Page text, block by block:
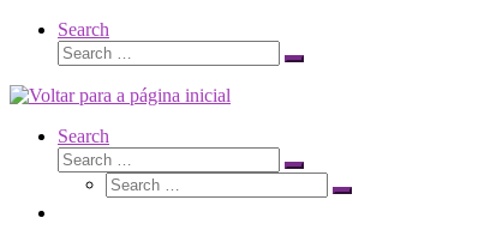
Search
Search
Search
Search
Search
Search
Search
Search